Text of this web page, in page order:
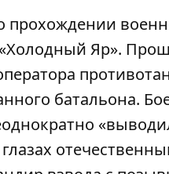
прохождении
Яр».
батальона.